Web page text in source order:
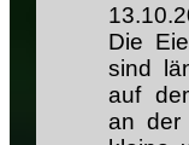
Die
sind
auf
an der